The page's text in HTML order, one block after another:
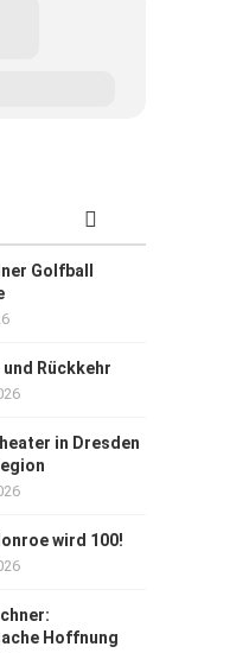
Golfball
Rückkehr
in Dresden
wird 100!
Hoffnung